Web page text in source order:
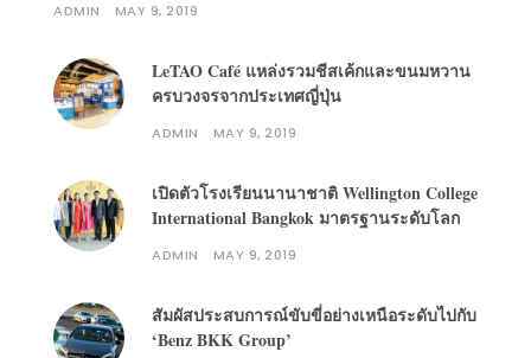
ADMIN MAY 9, 2019
LeTAO Café แหล่งรวมชีสเค้กและขนมหวาน
ครบวงจรจากประเทศญี่ปุ่น
ADMIN MAY 9, 2019
เปิดตัวโรงเรียนนานาชาติ Wellington College
International Bangkok มาตรฐานระดับโลก
ADMIN MAY 9, 2019
สัมผัสประสบการณ์ขับขี่อย่างเหนือระดับไปกับ
‘Benz BKK Group’